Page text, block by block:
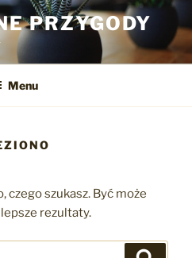
PRZYGODY
Menu
czego szukasz. Być może
rezultaty.